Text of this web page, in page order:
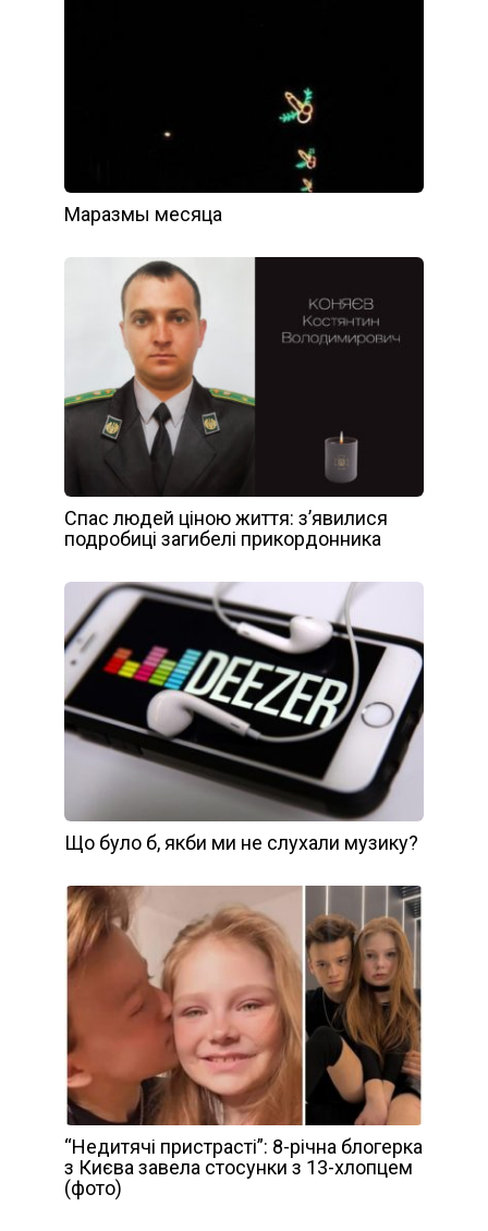
Маразмы месяца
Спас людей ціною життя: з’явилися
подробиці загибелі прикордонника
Що було б, якби ми не слухали музику?
“Недитячі пристрасті”: 8-річна блогерка
з Києва завела стосунки з 13-хлопцем
(фото)